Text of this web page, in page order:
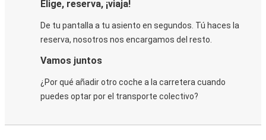
Elige, reserva, ¡viaja!
De tu pantalla a tu asiento en segundos. Tú haces la
reserva, nosotros nos encargamos del resto.
Vamos juntos
¿Por qué añadir otro coche a la carretera cuando
puedes optar por el transporte colectivo?